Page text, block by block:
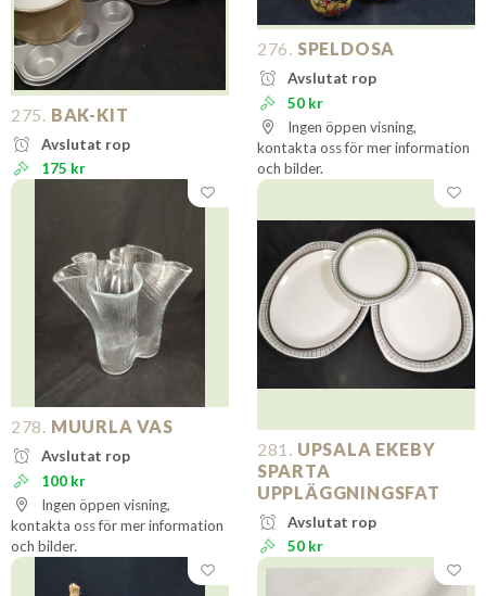
275. BAK-KIT
Avslutat rop
175 kr
276. SPELDOSA
Avslutat rop
50 kr
Ingen öppen visning,
kontakta oss för mer information
och bilder.
278. MUURLA VAS
Avslutat rop
100 kr
Ingen öppen visning,
kontakta oss för mer information
och bilder.
281.
UPSALA EKEBY
SPARTA
UPPLÄGGNINGSFAT
Avslutat rop
50 kr